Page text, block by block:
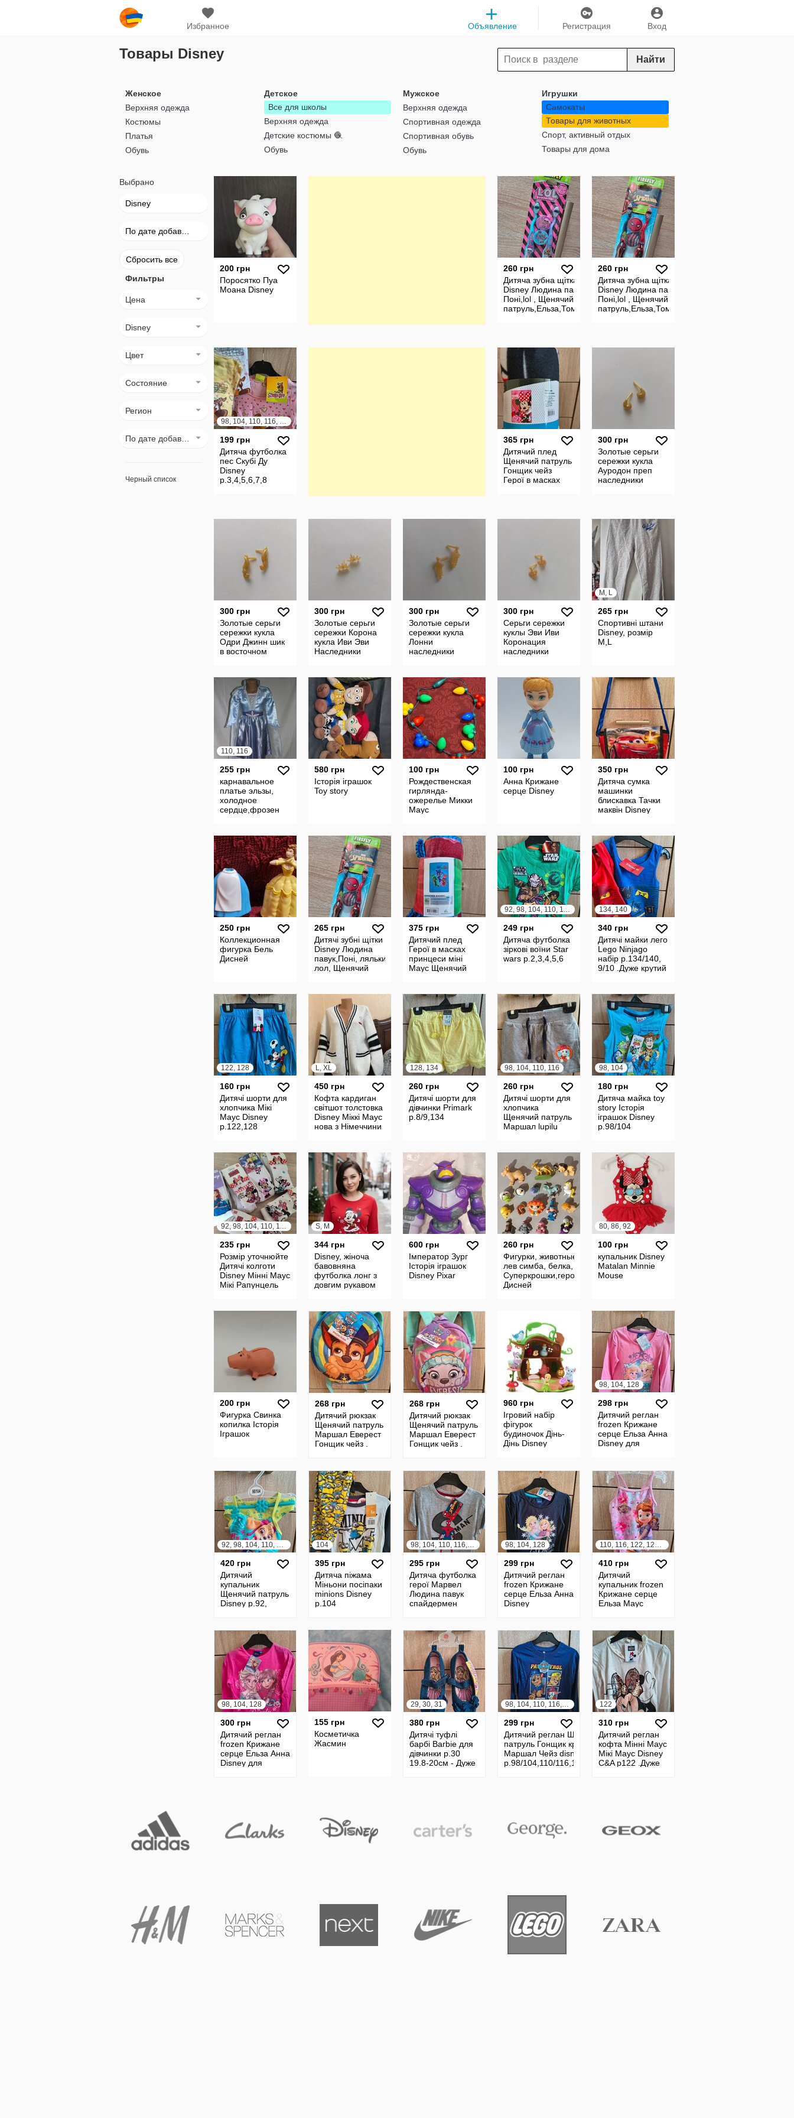
Избранное Вход
Регистрация
Объявление
Товары Disney Найти
Женское
Верхняя одежда
Костюмы
Платья
Обувь
Детское
Все для школы
Верхняя одежда
Детские костюмы 🧶
Обувь
Мужское
Верхняя одежда
Спортивная одежда
Спортивная обувь
Обувь
Игрушки
Самокаты
Товары для животных
Спорт, активный отдых
Товары для дома
Выбрано
Disney
Сбросить все
Фильтры
Цена
Disney
Цвет
Состояние
Регион
Черный список
200 грн
Поросятко Пуа
Моана Disney
260 грн
Дитяча зубна щітка
Disney Людина павук,
Поні,lol , Щенячий
патруль,Ельза,Томас,
260 грн
Дитяча зубна щітка
Disney Людина павук,
Поні,lol , Щенячий
патруль,Ельза,Томас,
98, 104, 110, 116, 122, 128
199 грн
Дитяча футболка
пес Скубі Ду
Disney
р.3,4,5,6,7,8
365 грн
Дитячий плед
Щенячий патруль
Гонщик чейз
Герої в масках
300 грн
Золотые серьги
сережки кукла
Ауродон преп
наследники
300 грн
Золотые серьги
сережки кукла
Одри Джинн шик
в восточном
наследники.
300 грн
Золотые серьги
сережки Корона
кукла Иви Эви
Наследники
Descendants.
300 грн
Золотые серьги
сережки кукла
Лонни
наследники
300 грн
Серьги сережки
куклы Эви Иви
Коронация
наследники
descendants villain
descendants
M, L
265 грн
Спортивні штани
Disney, розмір
M,L
110, 116
255 грн
карнавальное
платье эльзы,
холодное
сердце,фрозен
580 грн
Історія іграшок
Toy story
100 грн
Рождественская
гирлянда-
ожерелье Микки
Маус
100 грн
Анна Крижане
серце Disney
350 грн
Дитяча сумка
машинки
блискавка Тачки
маквін Disney
250 грн
Коллекционная
фигурка Бель
Дисней
265 грн
Дитячі зубні щітки
Disney Людина
павук,Поні, ляльки
лол, Щенячий
375 грн
Дитячий плед
Герої в масках
принцеси міні
Маус Щенячий
92, 98, 104, 110, 116
249 грн
Дитяча футболка
зіркові воїни Star
wars р.2,3,4,5,6
134, 140
340 грн
Дитячі майки лего
Lego Ninjago
набір р.134/140,
9/10 .Дуже крутий
122, 128
160 грн
Дитячі шорти для
хлопчика Мікі
Маус Disney
р.122,128
L, XL
450 грн
Кофта кардиган
світшот толстовка
Disney Міккі Маус
нова з Німеччини
128, 134
260 грн
Дитячі шорти для
дівчинки Primark
р.8/9,134
98, 104, 110, 116
260 грн
Дитячі шорти для
хлопчика
Щенячий патруль
Маршал lupilu
98, 104
180 грн
Дитяча майка toy
story Історія
іграшок Disney
р.98/104
92, 98, 104, 110, 116, 122, 128, 134
235 грн
Розмір уточнюйте
Дитячі колготи
Disney Мінні Маус
Мікі Рапунцель
р.2/3
S, M
344 грн
Disney, жіноча
бавовняна
футболка лонг з
довгим рукавом
новорічний принт
600 грн
Імператор Зург
Історія іграшок
Disney Pixar
260 грн
Фигурки, животные,
лев симба, белка,
Суперкрошки,герои
Дисней
80, 86, 92
100 грн
купальник Disney
Matalan Minnie
Mouse
200 грн
Фигурка Свинка
копилка Історія
Іграшок
268 грн
Дитячий рюкзак
Щенячий патруль
Маршал Еверест
Гонщик чейз .
268 грн
Дитячий рюкзак
Щенячий патруль
Маршал Еверест
Гонщик чейз .
960 грн
Ігровий набір
фігурок
будиночок Дінь-
Дінь Disney
98, 104, 128
298 грн
Дитячий реглан
frozen Крижане
серце Ельза Анна
Disney для
92, 98, 104, 110, 128
420 грн
Дитячий
купальник
Щенячий патруль
Disney р.92,
104
395 грн
Дитяча піжама
Міньони посіпаки
minions Disney
р.104
98, 104, 110, 116, 122, 128
295 грн
Дитяча футболка
герої Марвел
Людина павук
спайдермен
98, 104, 128
299 грн
Дитячий реглан
frozen Крижане
серце Ельза Анна
Disney
110, 116, 122, 128, 134, 140
410 грн
Дитячий
купальник frozen
Крижане серце
Ельза Маус
98, 104, 128
300 грн
Дитячий реглан
frozen Крижане
серце Ельза Анна
Disney для
155 грн
Косметичка
Жасмин
29, 30, 31
380 грн
Дитячі туфлі
барбі Barbie для
дівчинки р.30
19.8-20см - Дуже
98, 104, 110, 116, 122, 128, 134
299 грн
Дитячий реглан Щенячий
патруль Гонщик кримез
Маршал Чейз disney
р.98/104,110/116,128,134.
122
310 грн
Дитячий реглан
кофта Мінні Маус
Мікі Маус Disney
C&A р122 .Дуже